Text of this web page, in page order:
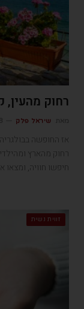
רחוק מהעין,
שיראל פלק
אז החופשה
רחוק מהארץ
חיפשו חוויה, ומצאו
זווית נשית